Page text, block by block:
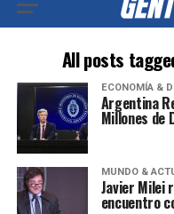
All posts
ECONOMÍA &
Argentina
Millones de
MUNDO &
Javier Milei
encuentro